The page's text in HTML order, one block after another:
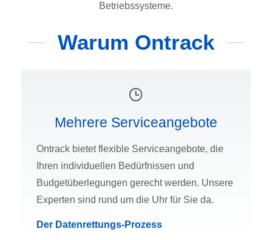
Betriebssysteme.
Warum Ontrack
Mehrere Serviceangebote
Ontrack bietet flexible Serviceangebote, die
Ihren individuellen Bedürfnissen und
Budgetüberlegungen gerecht werden. Unsere
Experten sind rund um die Uhr für Sie da.
Der Datenrettungs-Prozess